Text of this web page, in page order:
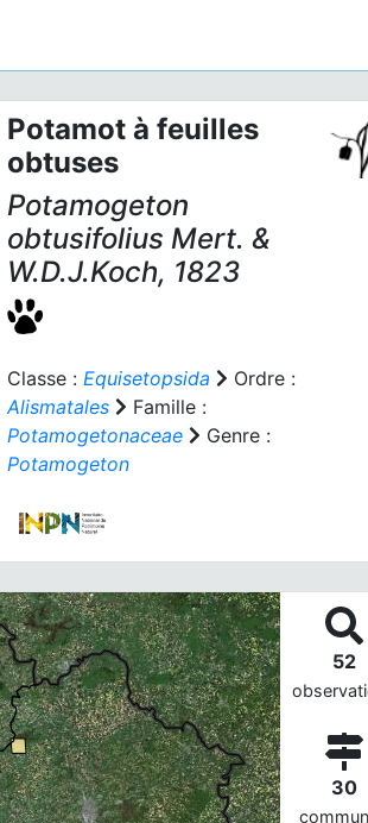
Potamot à feuilles
obtuses
Potamogeton
obtusifolius Mert. &
W.D.J.Koch, 1823
Classe : Equisetopsida
Ordre :
Alismatales
Famille :
Potamogetonaceae
Genre :
Potamogeton
52
30